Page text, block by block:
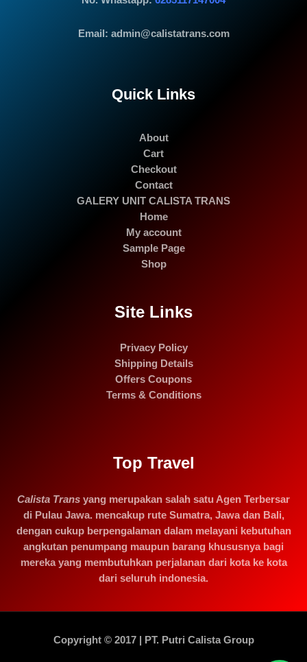
Email: admin@calistatrans.com
Quick Links
About
Cart
Checkout
Contact
GALERY UNIT CALISTA TRANS
Home
My account
Sample Page
Shop
Site Links
Privacy Policy
Shipping Details
Offers Coupons
Terms & Conditions
Top Travel
Calista Trans yang merupakan salah satu Agen Terbersar
di Pulau Jawa. mencakup rute Sumatra, Jawa dan Bali,
dengan cukup berpengalaman dalam melayani kebutuhan
angkutan penumpang maupun barang khususnya bagi
mereka yang membutuhkan perjalanan dari kota ke kota
dari seluruh indonesia.
Copyright © 2017 | PT. Putri Calista Group